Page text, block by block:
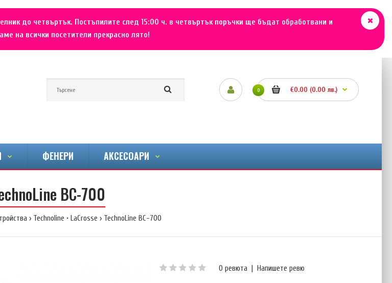
до четвъртък. Постъпилите след 15:00 ч. в четвъртък поръчки ще бъдат обработвани и
на всички посетители прекрасно лято!
0 €0.00 (0.00 лв.)
ФЕНЕРИ АКСЕСОАРИ
BC-700
Technoline • LaCrosse TechnoLine BC-700
0 ревюта Напишете ревю